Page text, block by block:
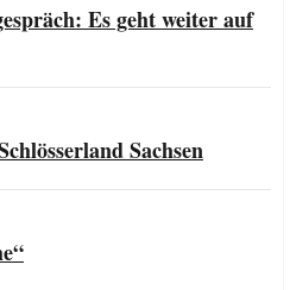
Es geht weiter auf
Sachsen